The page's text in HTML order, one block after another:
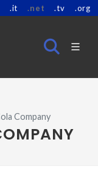
.it .net .tv .org
Company